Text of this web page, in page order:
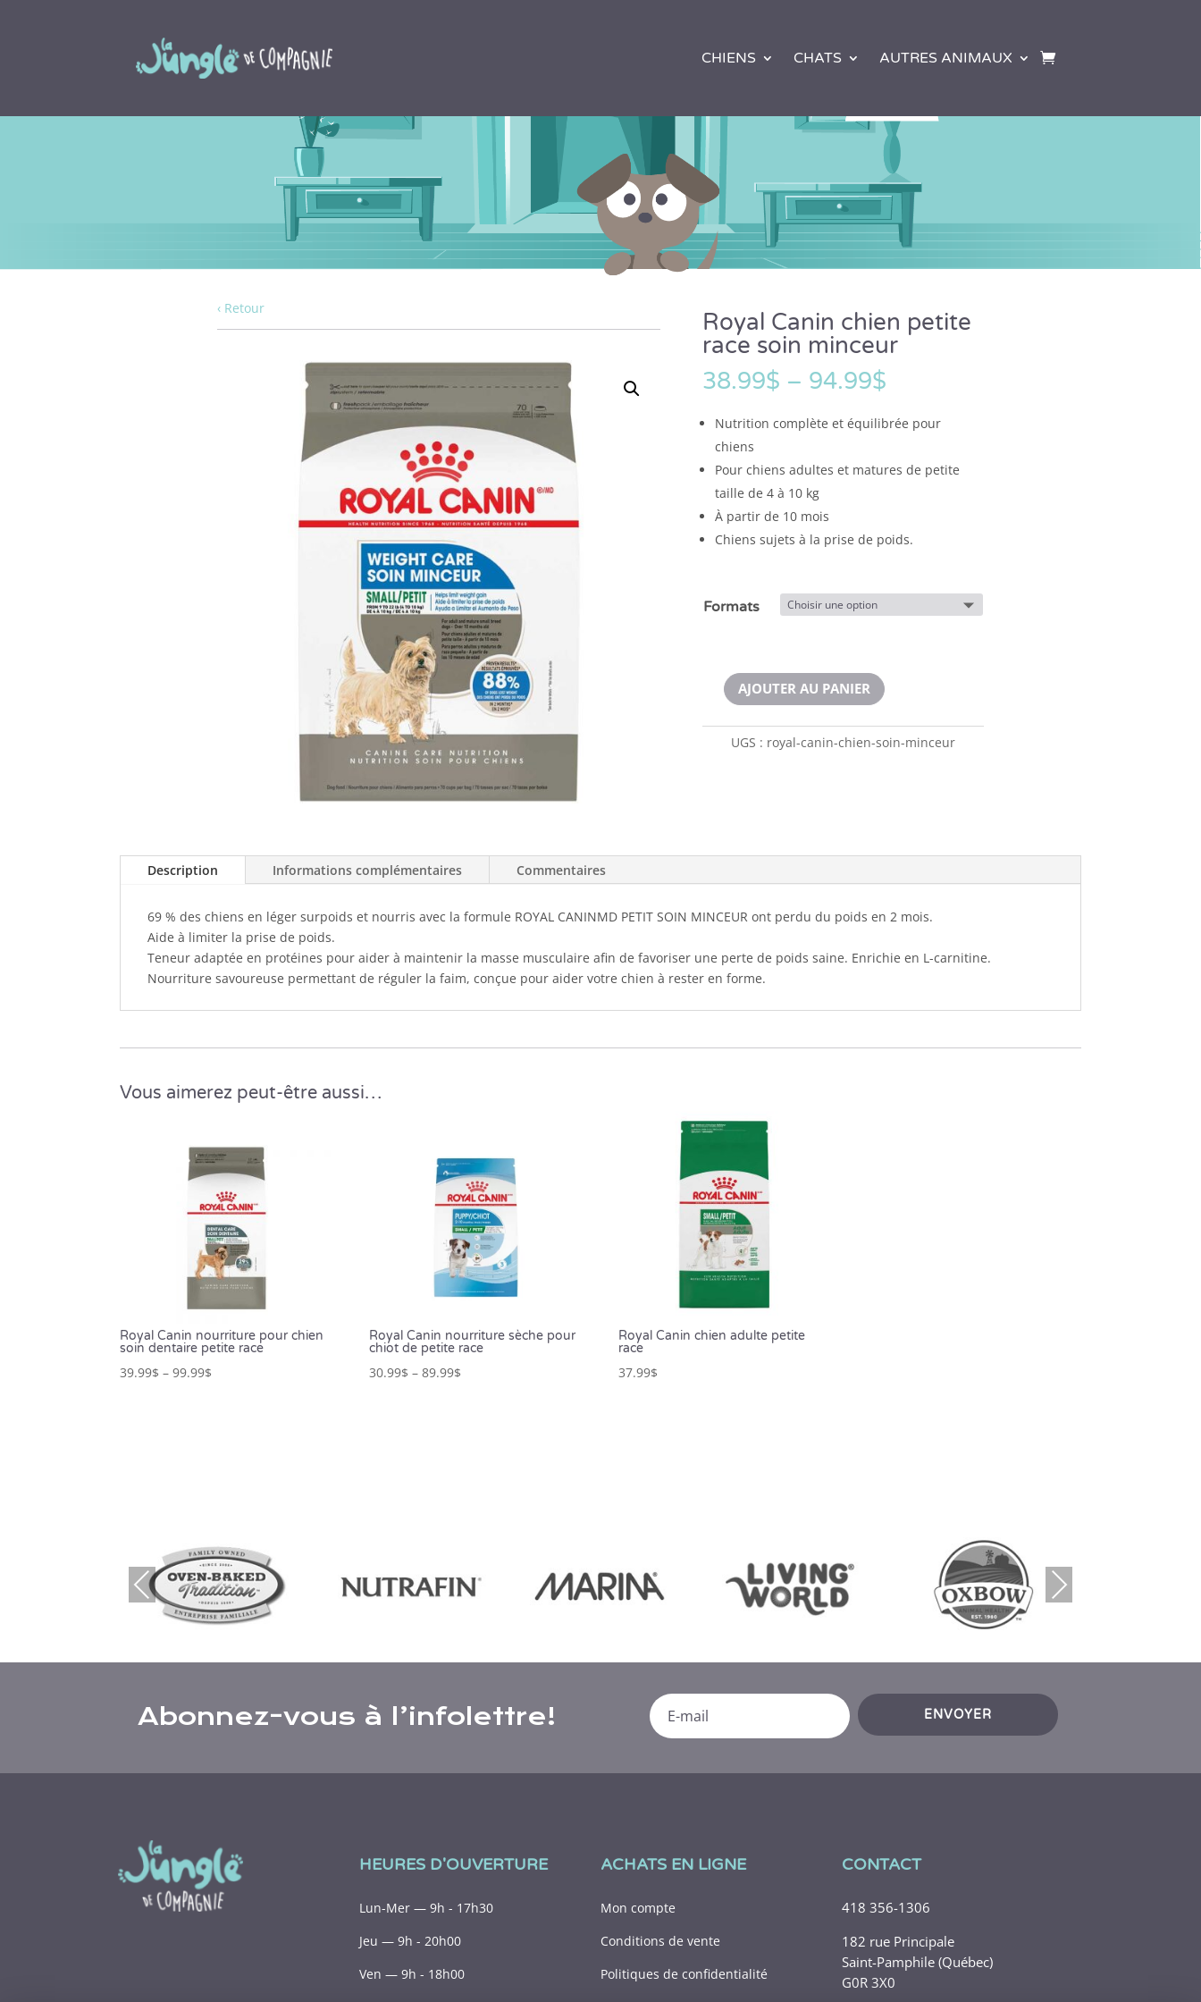
CHIENS CHATS AUTRES ANIMAUX
‹ Retour
Royal Canin chien petite
race soin minceur
38.99$ – 94.99$
Nutrition complète et équilibrée pour
chiens
Pour chiens adultes et matures de petite
taille de 4 à 10 kg
À partir de 10 mois
Chiens sujets à la prise de poids.
Formats
AJOUTER AU PANIER
UGS : royal-canin-chien-soin-minceur
Description Informations complémentaires Commentaires
69 % des chiens en léger surpoids et nourris avec la formule ROYAL CANINMD PETIT SOIN MINCEUR ont perdu du poids en 2 mois.
Aide à limiter la prise de poids.
Teneur adaptée en protéines pour aider à maintenir la masse musculaire afin de favoriser une perte de poids saine. Enrichie en L-carnitine.
Nourriture savoureuse permettant de réguler la faim, conçue pour aider votre chien à rester en forme.
Vous aimerez peut-être aussi…
Royal Canin nourriture pour chien
soin dentaire petite race
39.99$ –99.99$
Royal Canin nourriture sèche pour
chiot de petite race
30.99$ –89.99$
Royal Canin chien adulte petite
race
37.99$
Prev
ious
Nex
t
Abonnez-vous à l’infolettre! ENVOYER
HEURES D'OUVERTURE
Lun-Mer — 9h - 17h30
Jeu — 9h - 20h00
Ven — 9h - 18h00
ACHATS EN LIGNE
Mon compte
Conditions de vente
Politiques de confidentialité
CONTACT
418 356-1306
182 rue Principale
Saint-Pamphile (Québec)
G0R 3X0